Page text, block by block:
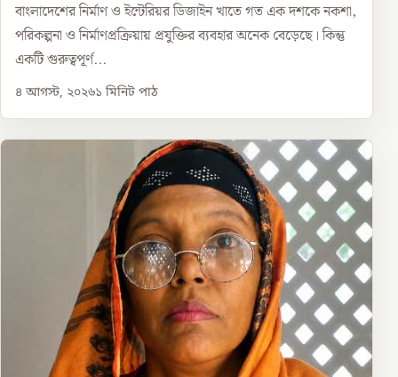
বাংলাদেশের নির্মাণ ও ইন্টেরিয়র ডিজাইন খাতে গত এক দশকে নকশা,
পরিকল্পনা ও নির্মাণপ্রক্রিয়ায় প্রযুক্তির ব্যবহার অনেক বেড়েছে। কিন্তু
একটি গুরুত্বপূর্ণ...
৪ আগস্ট, ২০২৬১ মিনিট পাঠ